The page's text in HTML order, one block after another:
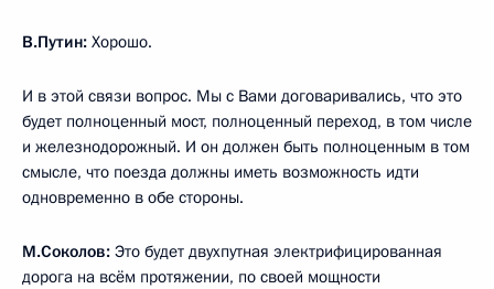
В.Путин: Хорошо.
И в этой связи вопрос. Мы с Вами договаривались, что это
будет полноценный мост, полноценный переход, в том числе
и железнодорожный. И он должен быть полноценным в том
смысле, что поезда должны иметь возможность идти
одновременно в обе стороны.
М.Соколов: Это будет двухпутная электрифицированная
дорога на всём протяжении, по своей мощности